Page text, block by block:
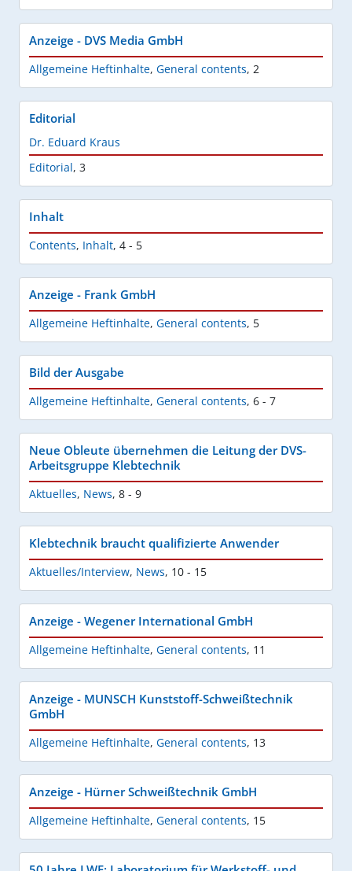
Anzeige - DVS Media GmbH
Allgemeine Heftinhalte, General contents, 2
Editorial
Dr. Eduard Kraus
Editorial, 3
Inhalt
Contents, Inhalt, 4 - 5
Anzeige - Frank GmbH
Allgemeine Heftinhalte, General contents, 5
Bild der Ausgabe
Allgemeine Heftinhalte, General contents, 6 - 7
Neue Obleute übernehmen die Leitung der DVS-
Arbeitsgruppe Klebtechnik
Aktuelles, News, 8 - 9
Klebtechnik braucht qualifizierte Anwender
Aktuelles/Interview, News, 10 - 15
Anzeige - Wegener International GmbH
Allgemeine Heftinhalte, General contents, 11
Anzeige - MUNSCH Kunststoff-Schweißtechnik
GmbH
Allgemeine Heftinhalte, General contents, 13
Anzeige - Hürner Schweißtechnik GmbH
Allgemeine Heftinhalte, General contents, 15